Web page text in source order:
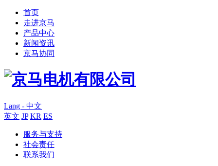
首页
走进京马
产品中心
新闻资讯
京马协同
Lang - 中文
英文 JP KR ES
服务与支持
社会责任
联系我们